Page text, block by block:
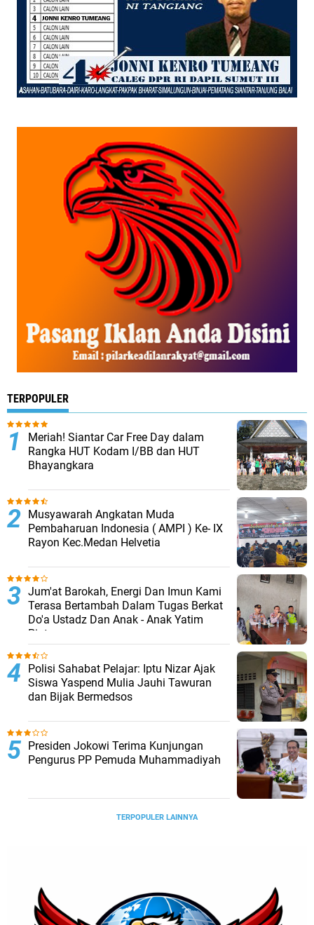
TERPOPULER
Meriah! Siantar Car Free Day dalam
Rangka HUT Kodam I/BB dan HUT
Bhayangkara
Musyawarah Angkatan Muda
Pembaharuan Indonesia ( AMPI ) Ke- IX
Rayon Kec.Medan Helvetia
Jum'at Barokah, Energi Dan Imun Kami
Terasa Bertambah Dalam Tugas Berkat
Do'a Ustadz Dan Anak - Anak Yatim
Piatu
Polisi Sahabat Pelajar: Iptu Nizar Ajak
Siswa Yaspend Mulia Jauhi Tawuran
dan Bijak Bermedsos
Presiden Jokowi Terima Kunjungan
Pengurus PP Pemuda Muhammadiyah
TERPOPULER LAINNYA